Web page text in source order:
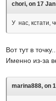
chori, on 17
У нас, кстати,
Вот тут в
Именно из-за
marina888, on